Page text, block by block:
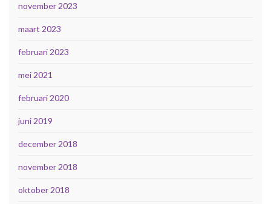
november 2023
maart 2023
februari 2023
mei 2021
februari 2020
juni 2019
december 2018
november 2018
oktober 2018